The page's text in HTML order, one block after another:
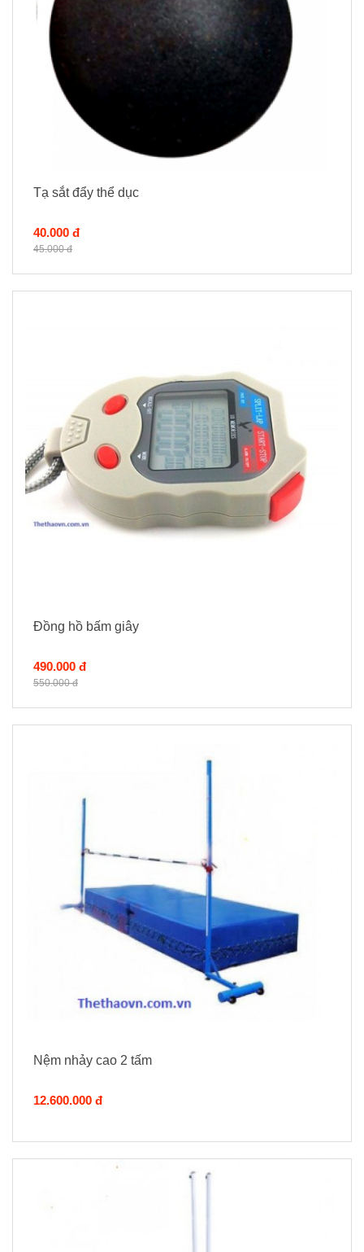
Tạ sắt đẩy thể dục
40.000 đ
45.000 đ
Đồng hồ bấm giây
490.000 đ
550.000 đ
Nệm nhảy cao 2 tấm
12.600.000 đ